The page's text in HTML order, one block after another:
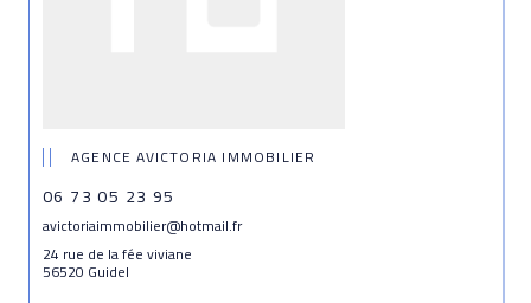
AGENCE AVICTORIA IMMOBILIER
06 73 05 23 95
avictoriaimmobilier@hotmail.fr
24 rue de la fée viviane
56520 Guidel